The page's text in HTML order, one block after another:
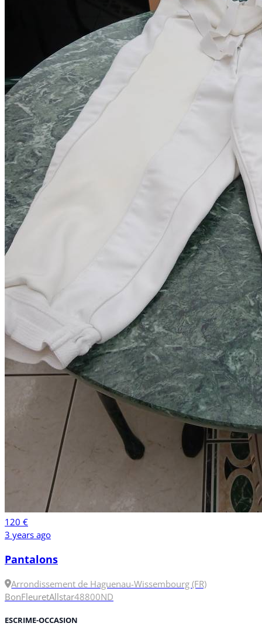
120 €
3 years ago
Pantalons
Arrondissement de Haguenau-Wissembourg (FR)
BonFleuretAllstar48800ND
ESCRIME-OCCASION